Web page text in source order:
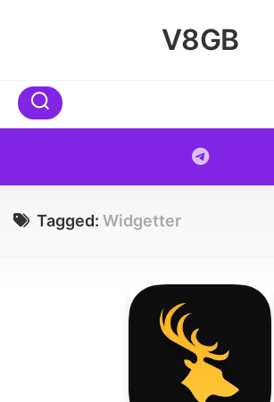
V8GB
Tagged: Widgetter